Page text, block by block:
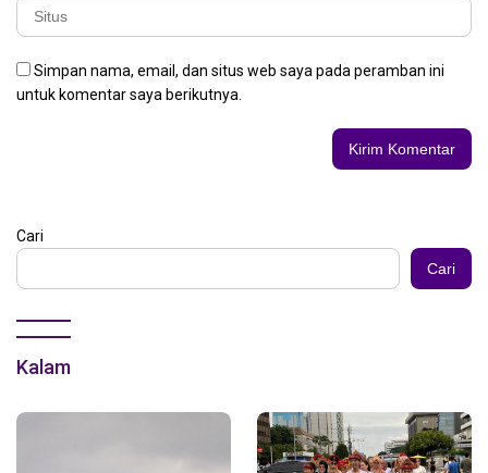
Simpan nama, email, dan situs web saya pada peramban ini
untuk komentar saya berikutnya.
Cari
Cari
Kalam